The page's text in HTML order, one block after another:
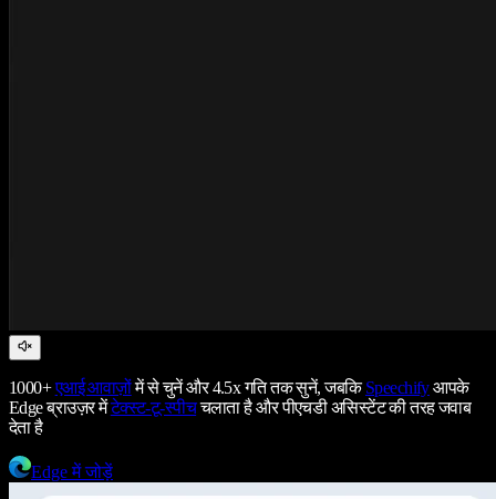
1000+एआई आवाज़ोंमें से चुनें और 4.5x गति तक सुनें, जबकिSpeechifyआपके
Edge ब्राउज़र मेंटेक्स्ट-टू-स्पीचचलाता है और पीएचडी असिस्टेंट की तरह जवाब
देता है
Edge में जोड़ें